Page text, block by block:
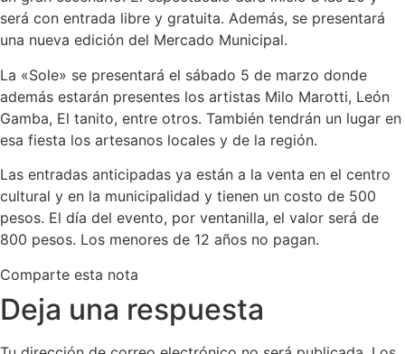
será con entrada libre y gratuita. Además, se presentará
una nueva edición del Mercado Municipal.
La «Sole» se presentará el sábado 5 de marzo donde
además estarán presentes los artistas Milo Marotti, León
Gamba, El tanito, entre otros. También tendrán un lugar en
esa fiesta los artesanos locales y de la región.
Las entradas anticipadas ya están a la venta en el centro
cultural y en la municipalidad y tienen un costo de 500
pesos. El día del evento, por ventanilla, el valor será de
800 pesos. Los menores de 12 años no pagan.
Comparte esta nota
Deja una respuesta